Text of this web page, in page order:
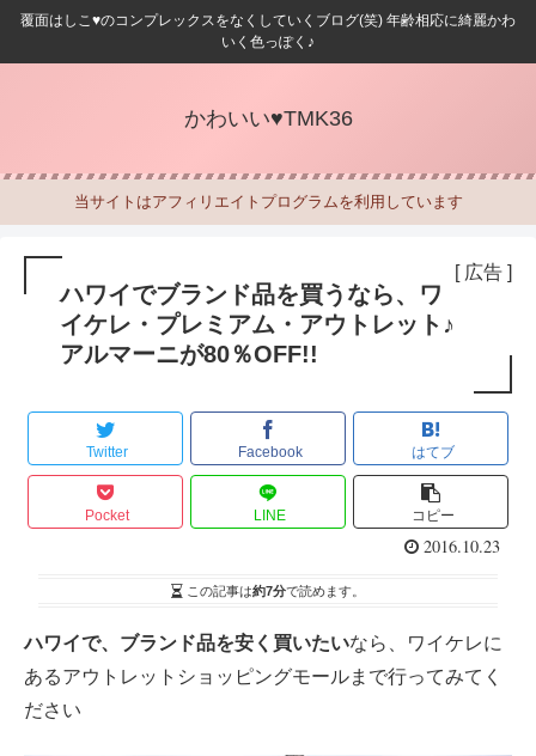
覆面はしこ♥のコンプレックスをなくしていくブログ(笑) 年齢相応に綺麗かわ
いく色っぽく♪
かわいい♥TMK36
当サイトはアフィリエイトプログラムを利用しています
[ 広告 ]
ハワイでブランド品を買うなら、ワ
イケレ・プレミアム・アウトレット♪
アルマーニが80％OFF!!
Twitter Facebook はてブ
Pocket LINE コピー
2016.10.23
この記事は約7分で読めます。
ハワイで、ブランド品を安く買いたいなら、ワイケレに
あるアウトレットショッピングモールまで行ってみてく
ださい